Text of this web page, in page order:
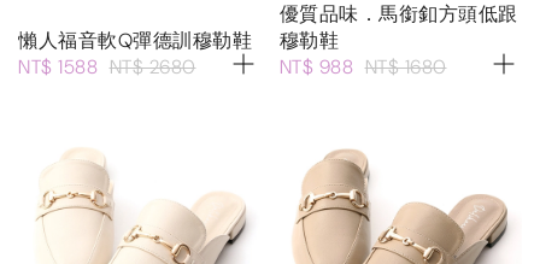
懶人福音軟Q彈德訓穆勒鞋
NT$ 1588 NT$ 2680
優質品味．馬銜釦方頭低跟
穆勒鞋
NT$ 988 NT$ 1680